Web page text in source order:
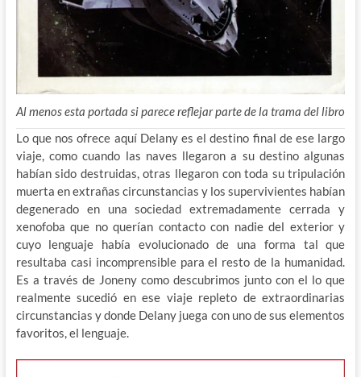
Al menos esta portada si parece reflejar parte de la trama del libro
Lo que nos ofrece aquí Delany es el destino final de ese largo
viaje, como cuando las naves llegaron a su destino algunas
habían sido destruidas, otras llegaron con toda su tripulación
muerta en extrañas circunstancias y los supervivientes habían
degenerado en una sociedad extremadamente cerrada y
xenofoba que no querían contacto con nadie del exterior y
cuyo lenguaje había evolucionado de una forma tal que
resultaba casi incomprensible para el resto de la humanidad.
Es a través de Joneny como descubrimos junto con el lo que
realmente sucedió en ese viaje repleto de extraordinarias
circunstancias y donde Delany juega con uno de sus elementos
favoritos, el lenguaje.